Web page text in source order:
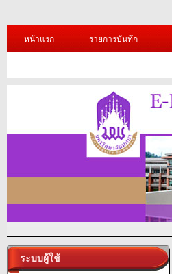
หน้าแรก รายการบันทึก
ระบบผู้ใช้